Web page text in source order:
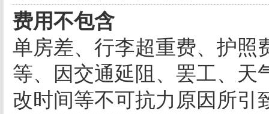
费用不包含
单房差、行李超重费、护照
等、因交通延阻、罢工、天
改时间等不可抗力原因所引